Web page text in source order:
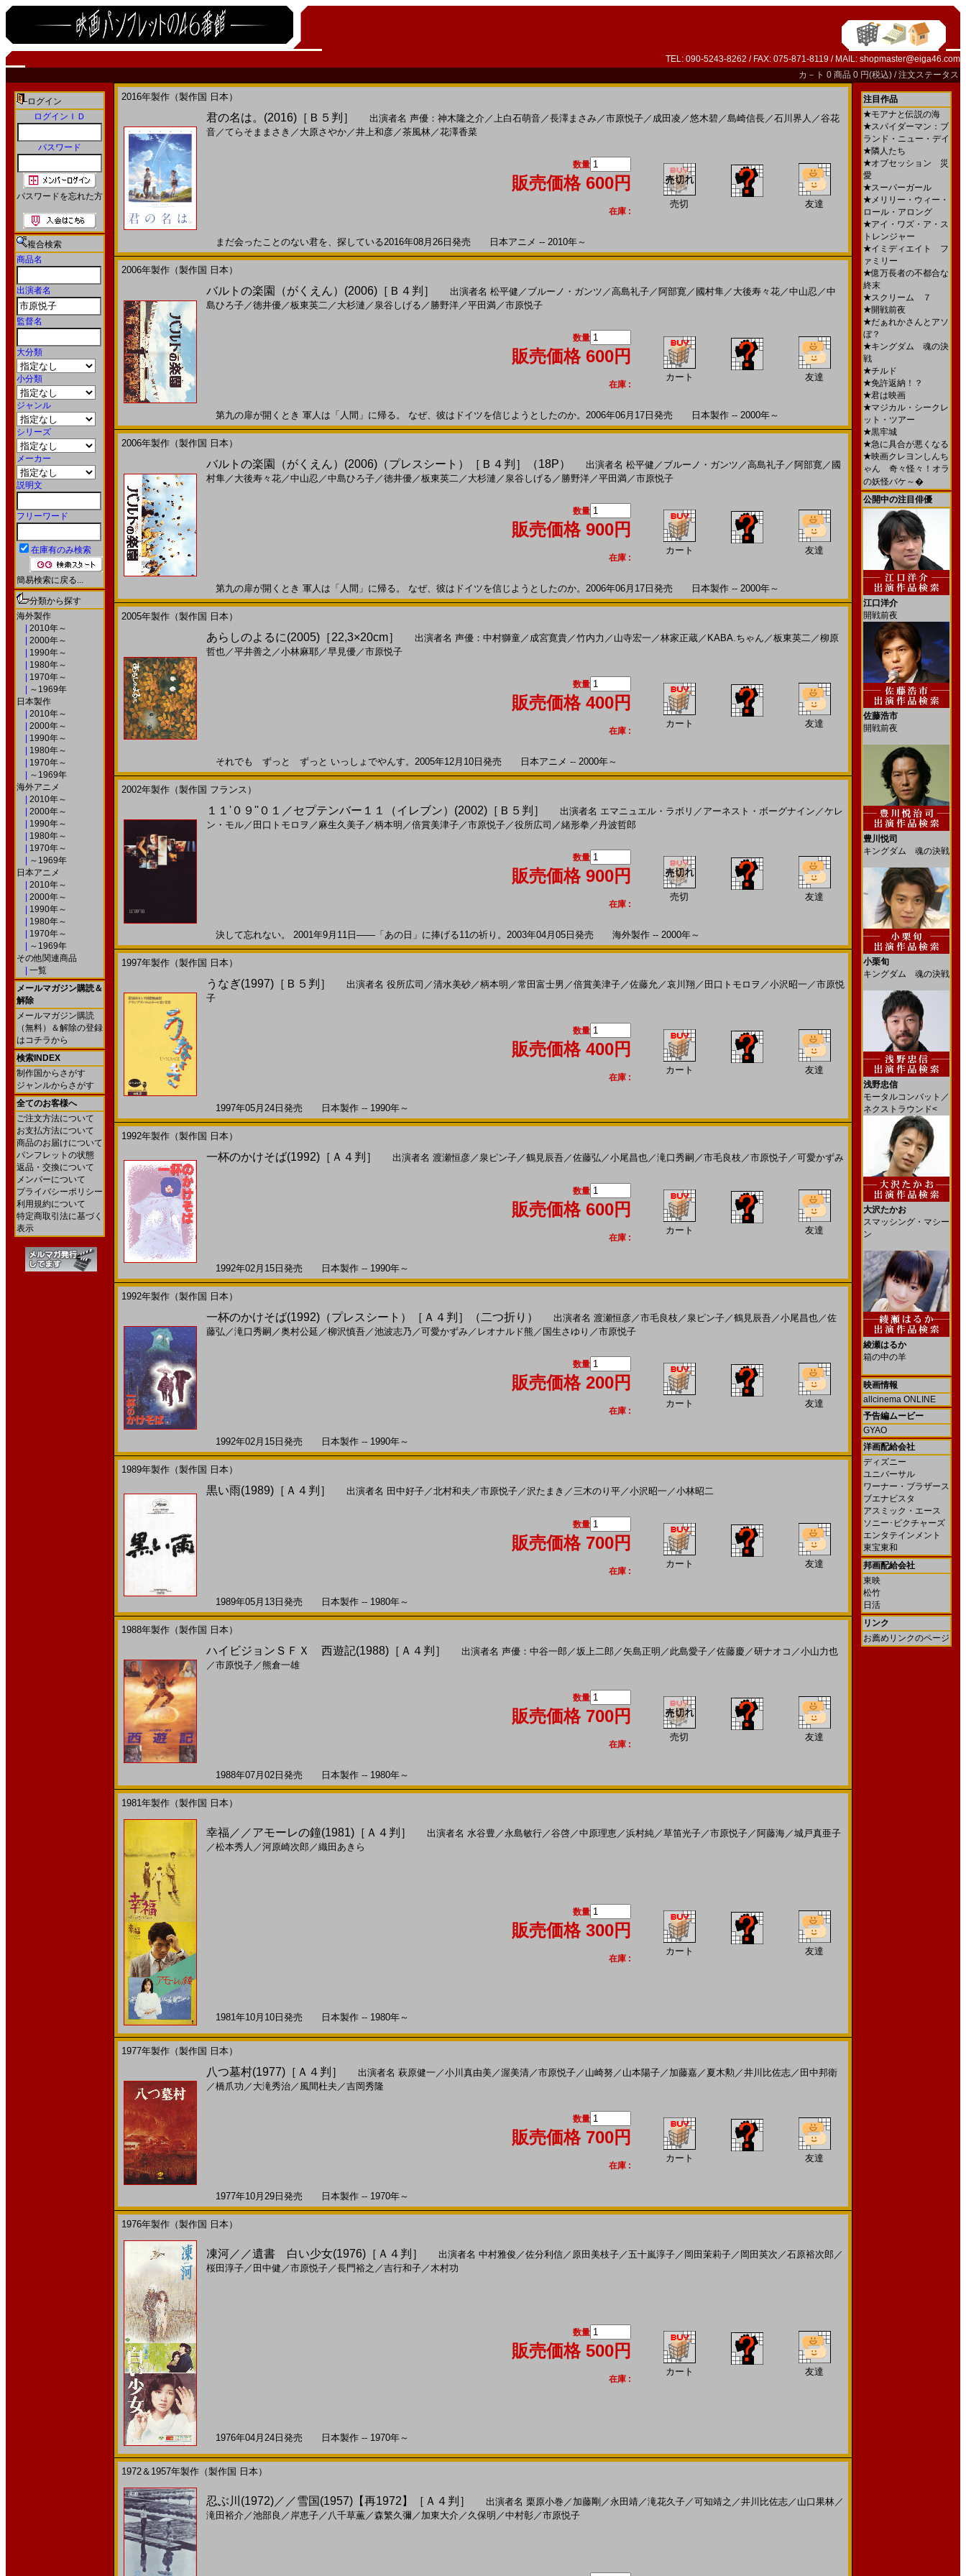
TEL: 090-5243-8262 / FAX: 075-871-8119 / MAIL: shopmaster@eiga46.com
カ－ト 0 商品 0 円(税込) /注文ステータス
ログイン
ログインＩＤ
パスワード
パスワードを忘れた方
複合検索
商品名
出演者名
監督名
大分類
小分類
ジャンル
シリーズ
メーカー
説明文
フリーワード
在庫有のみ検索
簡易検索に戻る...
分類から探す
海外製作
2010年～
2000年～
1990年～
1980年～
1970年～
～1969年
日本製作
2010年～
2000年～
1990年～
1980年～
1970年～
～1969年
海外アニメ
2010年～
2000年～
1990年～
1980年～
1970年～
～1969年
日本アニメ
2010年～
2000年～
1990年～
1980年～
1970年～
～1969年
その他関連商品
一覧
メールマガジン購読＆
解除
メールマガジン購読
（無料）＆解除の登録
はコチラから
検索INDEX
制作国からさがす
ジャンルからさがす
全てのお客様へ
ご注文方法について
お支払方法について
商品のお届けについて
パンフレットの状態
返品・交換について
メンバーについて
プライバシーポリシー
利用規約について
特定商取引法に基づく
表示
2016年製作（製作国 日本）
君の名は。(2016)［Ｂ５判］ 出演者名 声優：神木隆之介 ／上白石萌音／長澤まさみ／市原悦子／ 成田凌 ／悠木碧／島崎信長／石川界人 ／谷花
音／てらそままさき ／ 大原さやか／井上和彦／茶風林／花澤香菜
数量
販売価格 600円
在庫 :
売切 友達
まだ会ったことのない君を、探している2016年08月26日発売 日本アニメ -- 2010年～
2006年製作（製作国 日本）
バルトの楽園（がくえん）(2006)［Ｂ４判］ 出演者名 松平健 ／ ブルーノ・ガンツ ／高島礼子／ 阿部寛／ 國村隼／ 大後寿々花／中山忍 ／中
島ひろ子／徳井優／板東英二／ 大杉漣 ／ 泉谷しげる ／ 勝野洋／平田満／市原悦子
数量
販売価格 600円
在庫 :
カート 友達
第九の扉が開くとき 軍人は「人間」に帰る。 なぜ、彼はドイツを信じようとしたのか。2006年06月17日発売 日本製作 -- 2000年～
2006年製作（製作国 日本）
バルトの楽園（がくえん）(2006)（プレスシート）［Ｂ４判］（18P） 出演者名 松平健 ／ ブルーノ・ガンツ ／高島礼子／ 阿部寛／ 國
村隼／ 大後寿々花／中山忍 ／中島ひろ子／徳井優／板東英二／ 大杉漣 ／ 泉谷しげる ／ 勝野洋／平田満／市原悦子
数量
販売価格 900円
在庫 :
カート 友達
第九の扉が開くとき 軍人は「人間」に帰る。 なぜ、彼はドイツを信じようとしたのか。2006年06月17日発売 日本製作 -- 2000年～
2005年製作（製作国 日本）
あらしのよるに(2005)［22,3×20cm］ 出演者名 声優：中村獅童／ 成宮寛貴／竹内力 ／ 山寺宏一 ／林家正蔵／ KABA.ちゃん ／板東英二／柳原
哲也／平井善之 ／小林麻耶／早見優／市原悦子
数量
販売価格 400円
在庫 :
カート 友達
それでも ずっと ずっと いっしょでやんす。2005年12月10日発売 日本アニメ -- 2000年～
2002年製作（製作国 フランス）
１１'０９''０１／セプテンバー１１（イレブン）(2002)［Ｂ５判］ 出演者名 エマニュエル・ラボリ ／ アーネスト・ボーグナイン ／ケレ
ン・モル／ 田口トモロヲ ／ 麻生久美子／柄本明 ／倍賞美津子／市原悦子／役所広司 ／緒形拳 ／丹波哲郎
数量
販売価格 900円
在庫 :
売切 友達
決して忘れない。 2001年9月11日――「あの日」に捧げる11の祈り。2003年04月05日発売 海外製作 -- 2000年～
1997年製作（製作国 日本）
うなぎ(1997)［Ｂ５判］ 出演者名 役所広司 ／清水美砂／柄本明 ／常田富士男 ／倍賞美津子／佐藤允／哀川翔 ／ 田口トモロヲ ／小沢昭一 ／市原悦
子
数量
販売価格 400円
在庫 :
カート 友達
1997年05月24日発売 日本製作 -- 1990年～
1992年製作（製作国 日本）
一杯のかけそば(1992)［Ａ４判］ 出演者名 渡瀬恒彦／ 泉ピン子／鶴見辰吾／佐藤弘 ／小尾昌也／滝口秀嗣 ／市毛良枝 ／市原悦子／可愛かずみ
数量
販売価格 600円
在庫 :
カート 友達
1992年02月15日発売 日本製作 -- 1990年～
1992年製作（製作国 日本）
一杯のかけそば(1992)（プレスシート）［Ａ４判］（二つ折り） 出演者名 渡瀬恒彦／市毛良枝 ／ 泉ピン子／鶴見辰吾／小尾昌也／佐
藤弘 ／滝口秀嗣 ／奥村公延 ／柳沢慎吾／池波志乃 ／可愛かずみ／ レオナルド熊 ／ 国生さゆり ／市原悦子
数量
販売価格 200円
在庫 :
カート 友達
1992年02月15日発売 日本製作 -- 1990年～
1989年製作（製作国 日本）
黒い雨(1989)［Ａ４判］ 出演者名 田中好子／北村和夫 ／市原悦子／沢たまき ／三木のり平／小沢昭一 ／小林昭二
数量
販売価格 700円
在庫 :
カート 友達
1989年05月13日発売 日本製作 -- 1980年～
1988年製作（製作国 日本）
ハイビジョンＳＦＸ 西遊記(1988)［Ａ４判］ 出演者名 声優：中谷一郎 ／坂上二郎 ／ 矢島正明 ／ 此島愛子／佐藤慶 ／研ナオコ ／小山力也
／市原悦子／ 熊倉一雄
数量
販売価格 700円
在庫 :
売切 友達
1988年07月02日発売 日本製作 -- 1980年～
1981年製作（製作国 日本）
幸福／／アモーレの鐘(1981)［Ａ４判］ 出演者名 水谷豊 ／永島敏行／谷啓／中原理恵／浜村純／草笛光子／市原悦子／ 阿藤海／城戸真亜子
／松本秀人 ／河原崎次郎 ／織田あきら
数量
販売価格 300円
在庫 :
カート 友達
1981年10月10日発売 日本製作 -- 1980年～
1977年製作（製作国 日本）
八つ墓村(1977)［Ａ４判］ 出演者名 萩原健一 ／小川真由美／渥美清／市原悦子／ 山崎努 ／ 山本陽子／ 加藤嘉／ 夏木勲 ／井川比佐志／ 田中邦衛
／橋爪功 ／ 大滝秀治／ 風間杜夫 ／吉岡秀隆
数量
販売価格 700円
在庫 :
カート 友達
1977年10月29日発売 日本製作 -- 1970年～
1976年製作（製作国 日本）
凍河／／遺書 白い少女(1976)［Ａ４判］ 出演者名 中村雅俊 ／佐分利信／ 原田美枝子／五十嵐淳子／ 岡田茉莉子／ 岡田英次 ／石原裕次郎 ／
桜田淳子／ 田中健 ／市原悦子／長門裕之 ／吉行和子／木村功
数量
販売価格 500円
在庫 :
カート 友達
1976年04月24日発売 日本製作 -- 1970年～
1972＆1957年製作（製作国 日本）
忍ぶ川(1972)／／雪国(1957)【再1972】［Ａ４判］ 出演者名 栗原小巻 ／ 加藤剛 ／永田靖／滝花久子／可知靖之 ／井川比佐志／ 山口果林／
滝田裕介 ／池部良 ／ 岸恵子／ 八千草薫／森繁久彌 ／ 加東大介 ／ 久保明 ／中村彰／市原悦子
注目作品
★モアナと伝説の海
★スパイダーマン：ブ
ランド・ニュー・デイ
★隣人たち
★オブセッション 災
愛
★スーパーガール
★メリリー・ウィー・
ロール・アロング
★アイ・ワズ・ア・ス
トレンジャー
★イミディエイト フ
ァミリー
★億万長者の不都合な
終末
★スクリーム ７
★開戦前夜
★だぁれかさんとアソ
ぼ？
★キングダム 魂の決
戦
★チルド
★免許返納！？
★君は映画
★マジカル・シークレ
ット・ツアー
★黒牢城
★急に具合が悪くなる
★映画クレヨンしんち
ゃん 奇々怪々！オラ
の妖怪バケ～�
公開中の注目俳優
江口洋介
開戦前夜
佐藤浩市
開戦前夜
豊川悦司
キングダム 魂の決戦
小栗旬
キングダム 魂の決戦
浅野忠信
モータルコンバット／
ネクストラウンド<
大沢たかお
スマッシング・マシー
ン
綾瀬はるか
箱の中の羊
映画情報
allcinema ONLINE
予告編ムービー
GYAO
洋画配給会社
ディズニー
ユニバーサル
ワーナー・ブラザース
ブエナビスタ
アスミック・エース
ソニー･ピクチャーズ
エンタテインメント
東宝東和
邦画配給会社
東映
松竹
日活
リンク
お薦めリンクのページ